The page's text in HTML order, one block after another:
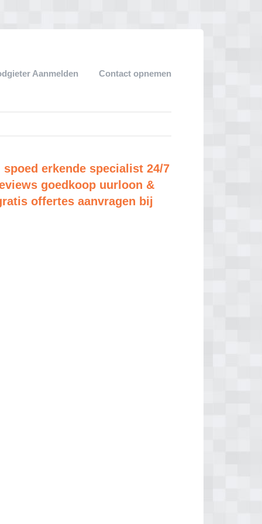
Aanmelden Contact opnemen
spoed erkende specialist 24/7
goedkoop uurloon &
offertes aanvragen bij